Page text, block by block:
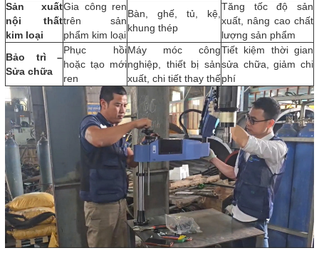
Sản xuất
nội thất
kim loại
Gia công ren
trên sản
phẩm kim loại
Bàn, ghế, tủ, kệ,
khung thép
Tăng tốc độ sản
xuất, nâng cao chất
lượng sản phẩm
Bảo trì –
Sửa chữa
Phục hồi
hoặc tạo mới
ren
Máy móc công
nghiệp, thiết bị sản
xuất, chi tiết thay thế
Tiết kiệm thời gian
sửa chữa, giảm chi
phí